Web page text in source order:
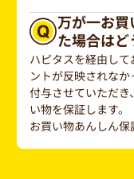
万が一お買
た場合はど
ハピタスを経由し
ントが反映されな
付与させていただ
い物を保証します。
お買い物あんしん保